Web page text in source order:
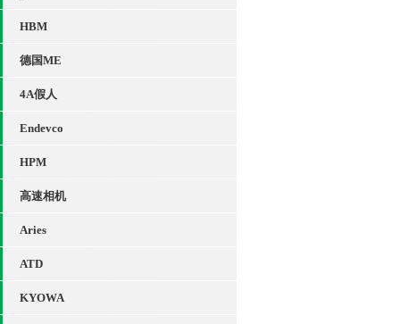
HBM
德国ME
4A假人
Endevco
HPM
高速相机
Aries
ATD
KYOWA